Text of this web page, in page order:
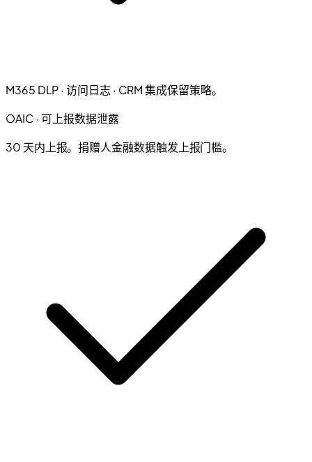
M365 DLP · 访问日志 · CRM 集成保留策略。
OAIC · 可上报数据泄露
30 天内上报。捐赠人金融数据触发上报门槛。